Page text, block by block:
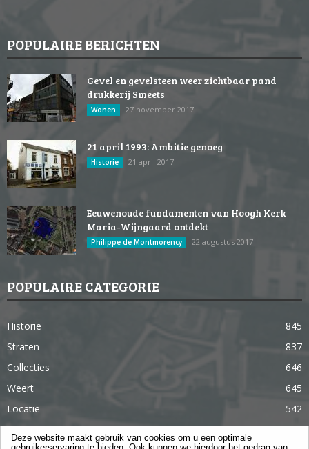
POPULAIRE BERICHTEN
Gevel en gevelsteen weer zichtbaar pand
drukkerij Smeets
Wonen 27 november 2017
21 april 1993: Ambitie genoeg
Historie 21 april 2017
Eeuwenoude fundamenten van Hoogh Kerk
Maria-Wijngaard ontdekt
Philippe de Montmorency 22 augustus 2017
POPULAIRE CATEGORIE
Historie
845
Straten
837
Collecties
646
Weert
645
Locatie
542
Weert in 365 dagen
363
Deze website maakt gebruik van cookies om u een optimale